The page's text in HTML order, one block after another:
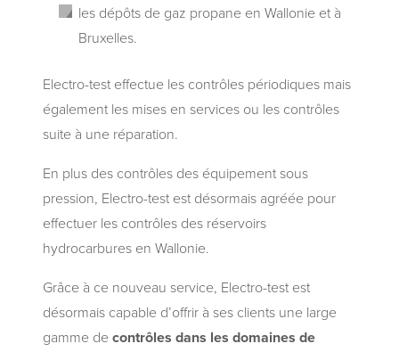
les dépôts de gaz propane en Wallonie et à
Bruxelles.
Electro-test effectue les contrôles périodiques mais
également les mises en services ou les contrôles
suite à une réparation.
En plus des contrôles des équipement sous
pression, Electro-test est désormais agréée pour
effectuer les contrôles des réservoirs
hydrocarbures en Wallonie.
Grâce à ce nouveau service, Electro-test est
désormais capable d’offrir à ses clients une large
gamme decontrôles dans les domaines de